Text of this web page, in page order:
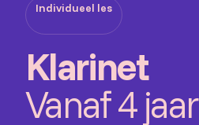
Individueel les
Klarinet
Vanaf 4 jaar